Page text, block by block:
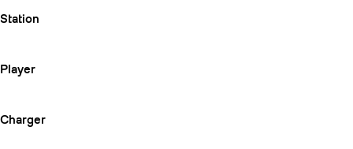
Station
Player
Charger